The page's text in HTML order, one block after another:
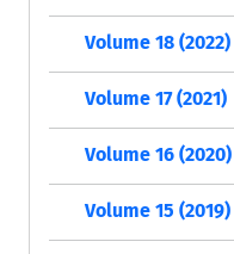
Volume 18 (2022)
Volume 17 (2021)
Volume 16 (2020)
Volume 15 (2019)